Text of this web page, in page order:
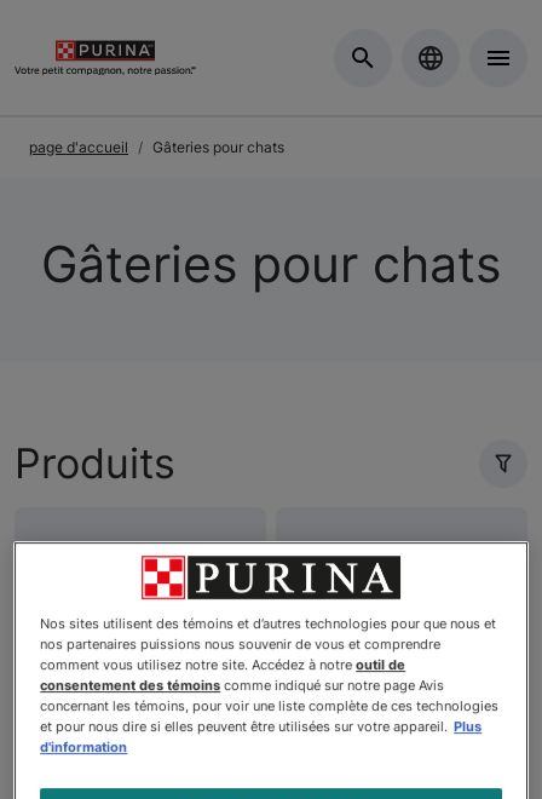
page d'accueil Gâteries pour chats
Gâteries pour chats
Produits
Friskies🅫 Party Mix🅪
Friskies🅫 Party Mix🅫
Nos sites utilisent des témoins et d’autres technologies pour que nous et
nos partenaires puissions nous souvenir de vous et comprendre
comment vous utilisez notre site. Accédez à notreoutil de
consentement des témoins comme indiqué sur notre page Avis
concernant les témoins, pour voir une liste complète de ces technologies
et pour nous dire si elles peuvent être utilisées sur votre appareil. Plus
d'information